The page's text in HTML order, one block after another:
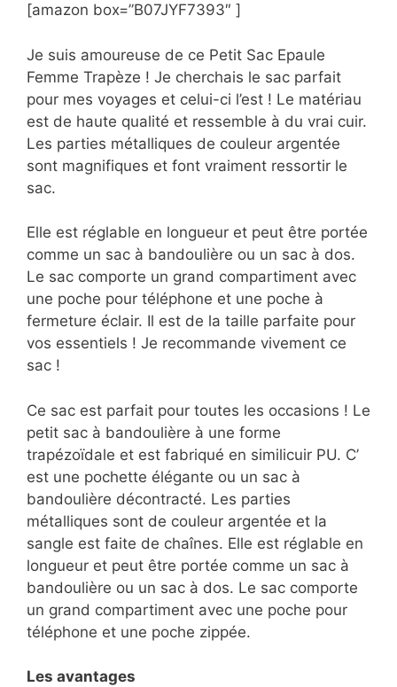
[amazon box=”B07JYF7393″ ]
Je suis amoureuse de ce Petit Sac Epaule
Femme Trapèze ! Je cherchais le sac parfait
pour mes voyages et celui-ci l’est ! Le matériau
est de haute qualité et ressemble à du vrai cuir.
Les parties métalliques de couleur argentée
sont magnifiques et font vraiment ressortir le
sac.
Elle est réglable en longueur et peut être portée
comme un sac à bandoulière ou un sac à dos.
Le sac comporte un grand compartiment avec
une poche pour téléphone et une poche à
fermeture éclair. Il est de la taille parfaite pour
vos essentiels ! Je recommande vivement ce
sac !
Ce sac est parfait pour toutes les occasions ! Le
petit sac à bandoulière à une forme
trapézoïdale et est fabriqué en similicuir PU. C’
est une pochette élégante ou un sac à
bandoulière décontracté. Les parties
métalliques sont de couleur argentée et la
sangle est faite de chaînes. Elle est réglable en
longueur et peut être portée comme un sac à
bandoulière ou un sac à dos. Le sac comporte
un grand compartiment avec une poche pour
téléphone et une poche zippée.
Les avantages